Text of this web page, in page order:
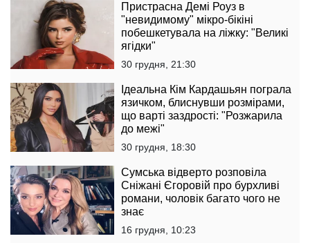
Пристрасна Демі Роуз в
"невидимому" мікро-бікіні
побешкетувала на ліжку: "Великі
ягідки"
30 грудня, 21:30
Ідеальна Кім Кардашьян пограла
язичком, блиснувши розмірами,
що варті заздрості: "Розжарила
до межі"
30 грудня, 18:30
Сумська відверто розповіла
Сніжані Єгоровій про бурхливі
романи, чоловік багато чого не
знає
16 грудня, 10:23